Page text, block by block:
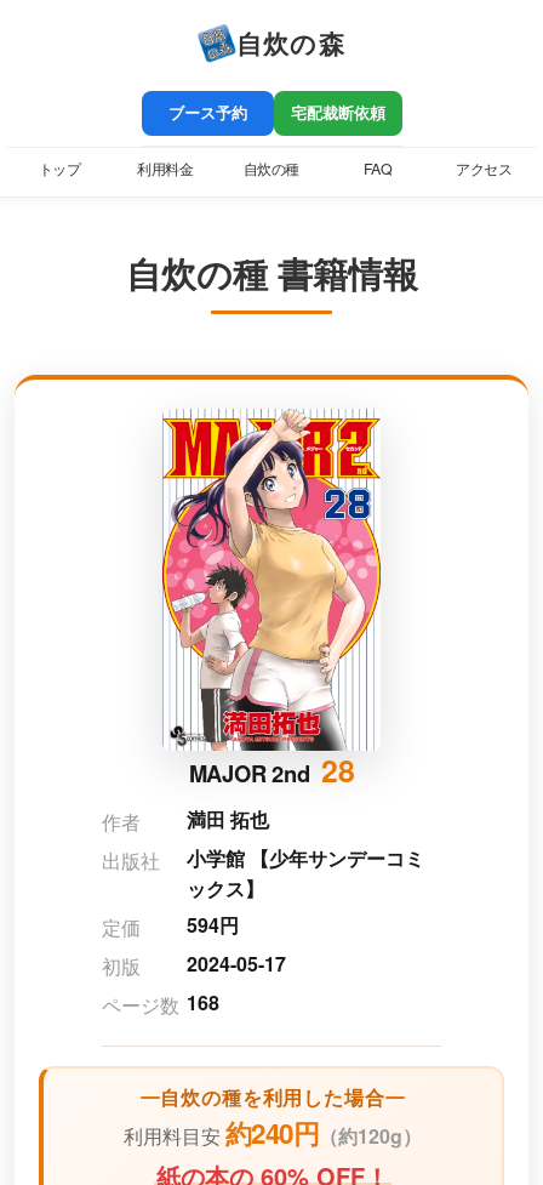
自炊の森
ブース予約 宅配裁断依頼
トップ 利用料金 自炊の種 FAQ アクセス
自炊の種 書籍情報
MAJOR 2nd 28
作者
満田 拓也
出版社
小学館 【少年サンデーコミ
ックス】
定価
594円
初版
2024-05-17
ページ数 168
自炊の種を利用した場合
利用料目安 約240円 （約120g）
紙の本の 60% OFF！